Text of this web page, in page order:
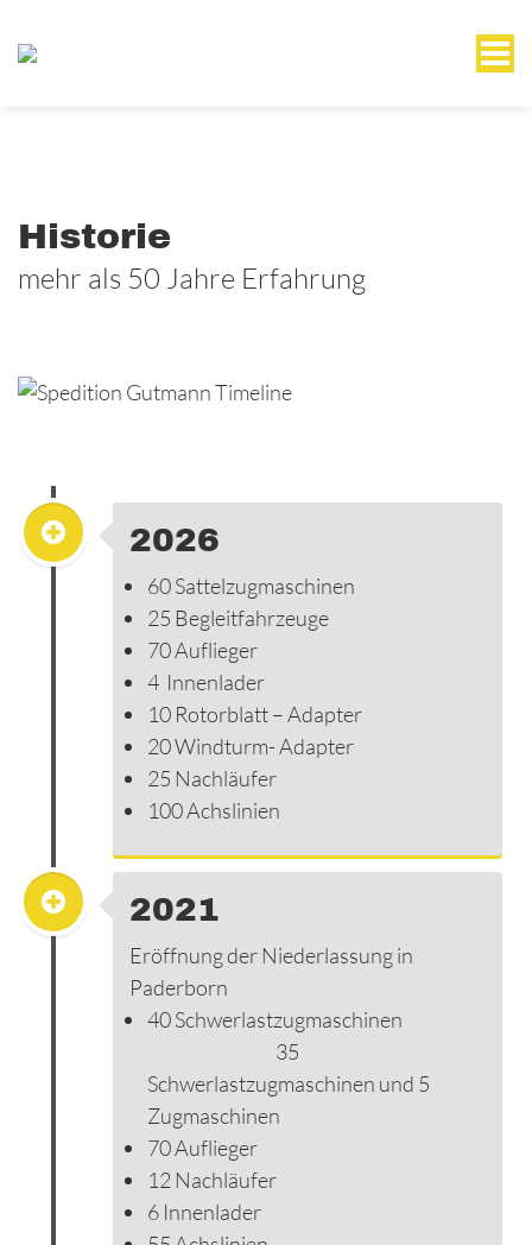
Historie
mehr als 50 Jahre Erfahrung
2026
60 Sattelzugmaschinen
25 Begleitfahrzeuge
70 Auflieger
4 Innenlader
10 Rotorblatt – Adapter
20 Windturm- Adapter
25 Nachläufer
100 Achslinien
2021
Eröffnung der Niederlassung in
Paderborn
40 Schwerlastzugmaschinen
35
Schwerlastzugmaschinen und 5
Zugmaschinen
70 Auflieger
12 Nachläufer
6 Innenlader